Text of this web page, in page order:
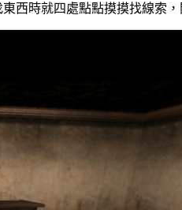
西時就四處點點摸摸找線索